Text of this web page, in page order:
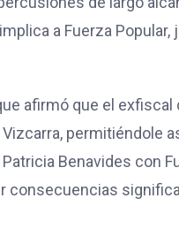
a Fuerza
afirmó que el exfiscal
permitiéndole
Benavides con
consecuencias